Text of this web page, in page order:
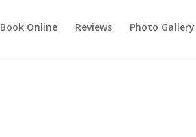
Book Online Reviews Photo Gallery